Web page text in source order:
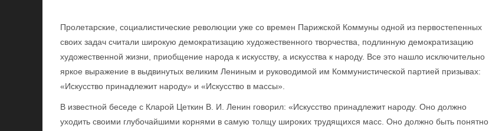
Пролетарские, социалистические революции уже со времен Парижской Коммуны одной из первостепенных
своих задач считали широкую демократизацию художественного творчества, подлинную демократизацию
художественной жизни, приобщение народа к искусству, а искусства к народу. Все это нашло исключительно
яркое выражение в выдвинутых великим Лениным и руководимой им Коммунистической партией призывах:
«Искусство принадлежит народу» и «Искусство в массы».
В известной беседе с Кларой Цеткин В. И. Ленин говорил: «Искусство принадлежит народу. Оно должно
уходить своими глубочайшими корнями в самую толщу широких трудящихся масс. Оно должно быть понятно